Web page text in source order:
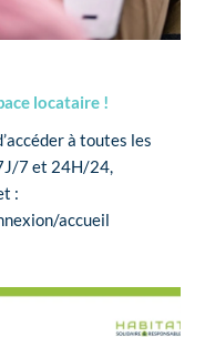
locataire !
à toutes les
7 et 24H/24,
:
accueil